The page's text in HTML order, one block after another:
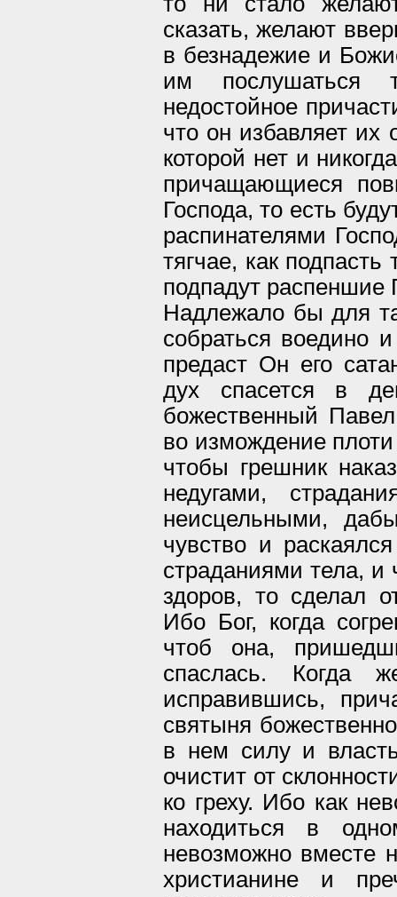
сказать, желают
в безнадежие и
им послушаться
недостойное
что он избавляет
которой нет и
причащающиеся
Господа, то есть
распинателями
тягчае, как
подпадут распеншие
Надлежало бы для
собраться воедино
предаст Он его
дух спасется в
божественный
во измождение
чтобы грешник
недугами,
неисцельными,
чувство и
страданиями тела, и
здоров, то сделал
Ибо Бог, когда
чтоб она,
спаслась. Когда
исправившись,
святыня
в нем силу и
очистит от
ко греху. Ибо как
находиться в
невозможно вместе
христианине и